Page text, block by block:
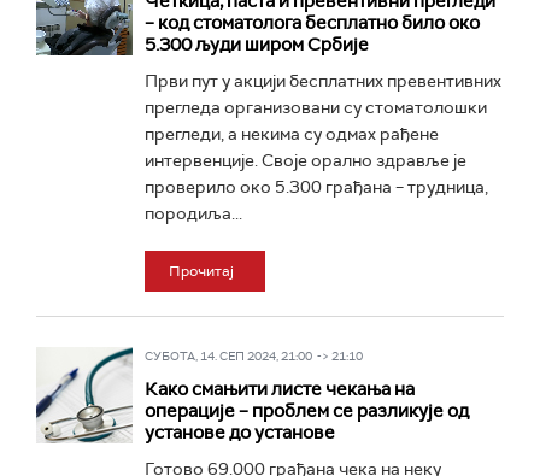
– код стоматолога бесплатно било око
5.300 људи широм Србије
Први пут у акцији бесплатних превентивних
прегледа организовани су стоматолошки
прегледи, а некима су одмах рађене
интервенције. Своје орално здравље је
проверило око 5.300 грађана – трудница,
породиља...
Прочитај
СУБОТА, 14. СЕП 2024, 21:00 -> 21:10
Како смањити листе чекања на
операције – проблем се разликује од
установе до установе
Готово 69.000 грађана чека на неку